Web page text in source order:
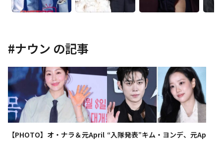
#ナウン の記事
【PHOTO】オ・ナラ＆元April “入隊発表”キム・ヨンデ、元Ap